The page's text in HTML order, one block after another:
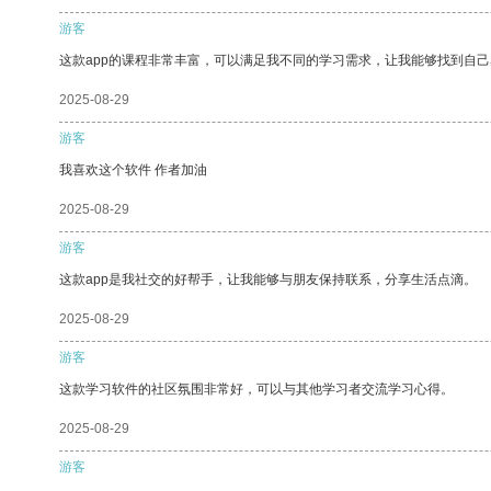
游客
这款app的课程非常丰富，可以满足我不同的学习需求，让我能够找到自己
2025-08-29
游客
我喜欢这个软件 作者加油
2025-08-29
游客
这款app是我社交的好帮手，让我能够与朋友保持联系，分享生活点滴。
2025-08-29
游客
这款学习软件的社区氛围非常好，可以与其他学习者交流学习心得。
2025-08-29
游客